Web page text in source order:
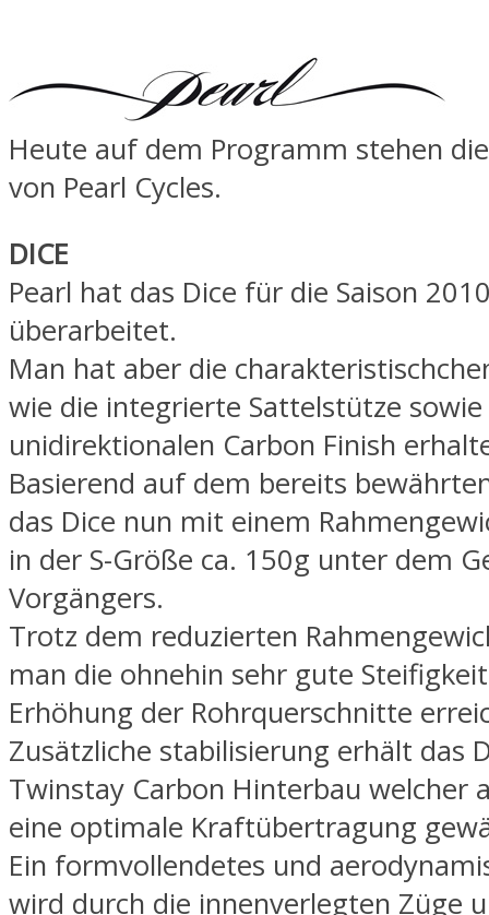
Heute auf dem Programm stehen
von Pearl Cycles.
DICE
Pearl hat das Dice für die Saison
überarbeitet.
Man hat aber die
wie die integrierte Sattelstütze
unidirektionalen Carbon Finish
Basierend auf dem bereits
das Dice nun mit einem
in der S-Größe ca. 150g unter dem
Vorgängers.
Trotz dem reduzierten
man die ohnehin sehr gute
Erhöhung der Rohrquerschnitte
Zusätzliche stabilisierung erhält das
Twinstay Carbon Hinterbau welcher
eine optimale Kraftübertragung
Ein formvollendetes und
wird durch die innenverlegten Züge